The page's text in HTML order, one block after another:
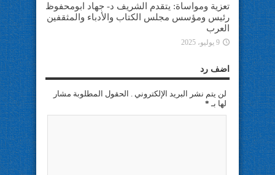
تعزية ومواساة: يتقدم الشريف د- جهاد ابومحفوظ
رئيس ومؤسس مجلس الكتاب والأدباء والمثقفين
العرب
9 يوليو، 2025
اضف رد
لن يتم نشر البريد الإلكتروني . الحقول المطلوبة مشار
لها بـ *